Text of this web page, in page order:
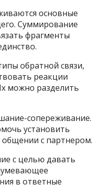
основные
Суммирование
фрагменты
обратной связи,
реакции
можно разделить
сопереживание.
установить
с партнером.
с целью давать
в ответные